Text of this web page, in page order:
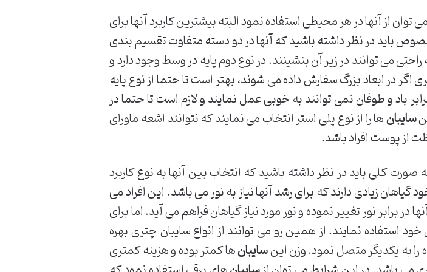
از آنها در هر محیطی استفاده نمود البته بیشترین کاربرد آنها برای
باید در نظر داشته باشید که آنها در دو دسته متفاوت تقسیم بندی
راحتی می توانند در زیر آن بنشینند. در نوع دوم پایه در وسط وجود دارد و
اگر در ابعاد بزرگ سفارش داده می شوند، بهتر است تا حتما از نوع پایه
باد و طوفان نمی توانند به خوبی عمل نمایند و لازم است تا حتما در
سایبانها را از نوع پلی استر انتخاب می نمایند که نتوانند اشعه ماورای
از پوست افراد باشد.
صورت کلی باید در نظر داشته باشید که انتخاب بین آنها به نوع کاربرد
زیادی دارند که برای رشد آنها نیاز به نور می باشد. این افراد می
در برابر نور تغییر نموده و نور مورد نیاز گیاهان فراهم می آید. اما برای
استفاده نمایند. از همین رو می توانند از انواع سایبان چتری بهره
را به یکدیگر متصل نمود. وزن اینسایبانها کمتر بوده و هزینه کمتری